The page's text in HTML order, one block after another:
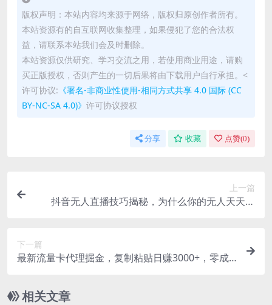
版权声明：本站内容均来源于网络，版权归原创作者所有。
本站资源有的自互联网收集整理，如果侵犯了您的合法权
益，请联系本站我们会及时删除。
本站资源仅供研究、学习交流之用，若使用商业用途，请购
买正版授权，否则产生的一切后果将由下载用户自行承担。<
许可协议: 《署名-非商业性使用-相同方式共享 4.0 国际 (CC
BY-NC-SA 4.0)》 许可协议授权
分享 收藏 点赞(0)
上一篇
抖音无人直播技巧揭秘，为什么你的无人天天封
下一篇
最新流量卡代理掘金，复制粘贴日赚3000+，零成
相关文章